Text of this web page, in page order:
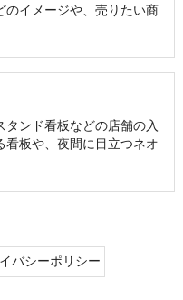
のイメージや、売りたい商
タンド看板などの店舗の入
看板や、夜間に目立つネオ
バシーポリシー